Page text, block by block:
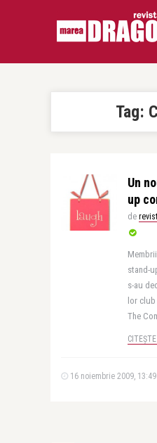
Tag:
Un
up
de
stand-
s-au
lor
The
16 noiembrie 2009, 13:49